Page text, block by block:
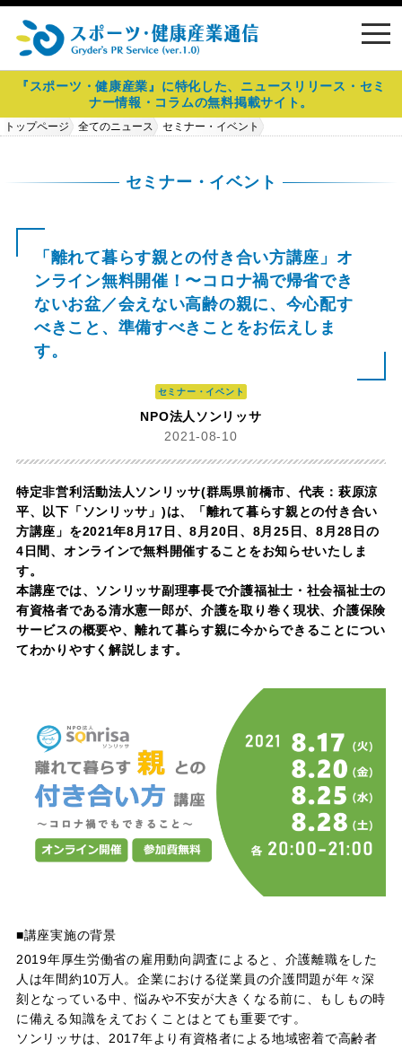
『スポーツ・健康産業』に特化した、ニュースリリース・セミ
ナー情報・コラムの無料掲載サイト。
トップページ 全てのニュース
セミナー・イベント
きことをお伝えします。 セミナー・イベント
「離れて暮らす親との付き合い方講座」オ
ンライン無料開催！〜コロナ禍で帰省でき
ないお盆／会えない高齢の親に、今心配す
べきこと、準備すべきことをお伝えしま
す。
セミナー・イベント
NPO法人ソンリッサ
2021-08-10
特定非営利活動法人ソンリッサ(群馬県前橋市、代表：萩原涼
平、以下「ソンリッサ」)は、「離れて暮らす親との付き合い
方講座」を2021年8月17日、8月20日、8月25日、8月28日の
4日間、オンラインで無料開催することをお知らせいたしま
す。
本講座では、ソンリッサ副理事長で介護福祉士・社会福祉士の
有資格者である清水憲一郎が、介護を取り巻く現状、介護保険
サービスの概要や、離れて暮らす親に今からできることについ
てわかりやすく解説します。
■講座実施の背景
2019年厚生労働省の雇用動向調査によると、介護離職をした
人は年間約10万人。企業における従業員の介護問題が年々深
刻となっている中、悩みや不安が大きくなる前に、もしもの時
に備える知識をえておくことはとても重要です。
ソンリッサは、2017年より有資格者による地域密着で高齢者